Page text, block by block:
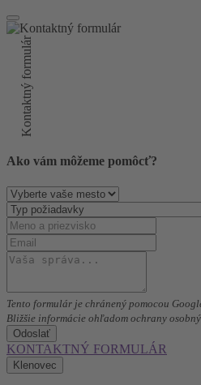
Kontaktný formulár
Ako vám môžeme pomôcť?
Tento formulár je chránený pomocou
Bližšie informácie ohľadom ochrany
Odoslať
KONTAKTNÝ FORMULÁR
Klenovec